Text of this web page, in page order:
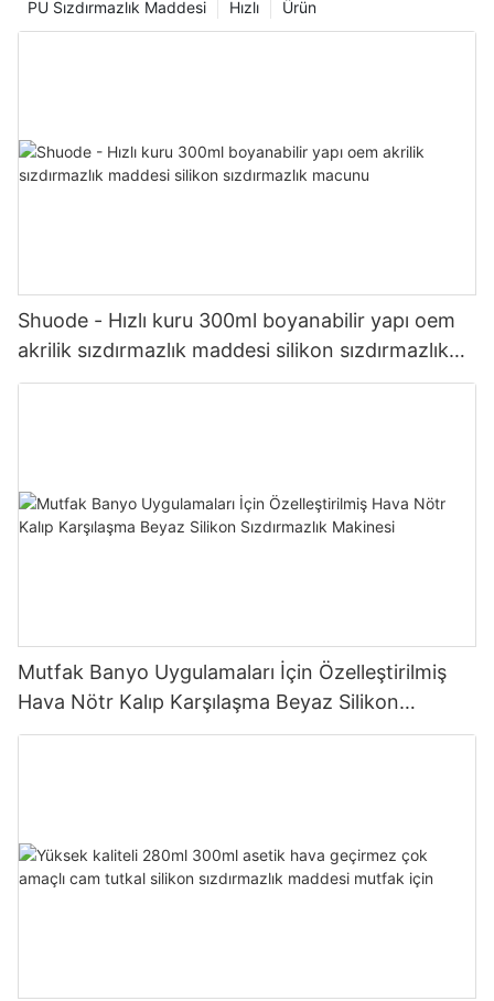
Ürün
Hızlı
PU Sızdırmazlık Maddesi
Shuode - Hızlı kuru 300ml boyanabilir yapı oem
akrilik sızdırmazlık maddesi silikon sızdırmazlık
macunu
Mutfak Banyo Uygulamaları İçin Özelleştirilmiş
Hava Nötr Kalıp Karşılaşma Beyaz Silikon
Sızdırmazlık Makinesi